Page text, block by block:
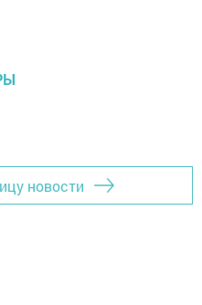
новости